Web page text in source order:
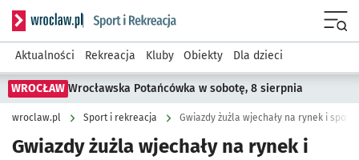
Serwis informacyjny wroclaw.pl podserwis: Sport i rekreacja
Aktualności Rekreacja Kluby Obiekty Dla dzieci
WROCŁAW Wrocławska Potańcówka w sobotę, 8 sierpnia
wroclaw.pl Sport i rekreacja
Gwiazdy żużla wjechały na rynek i